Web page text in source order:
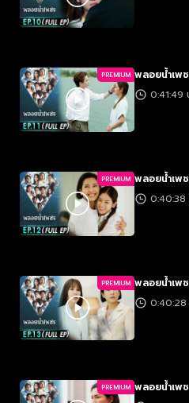
PREMIUM พลอยน้ำเพช
0:41:49
PREMIUM พลอยน้ำเพช
0:40:38
PREMIUM พลอยน้ำเพช
0:40:28
PREMIUM พลอยน้ำเพช